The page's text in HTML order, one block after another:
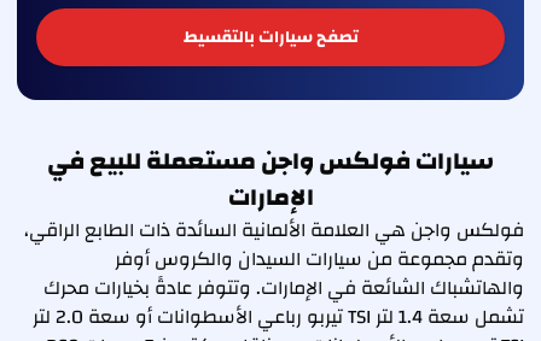
تصفح سيارات بالتقسيط
سيارات فولكس واجن مستعملة للبيع في
الإمارات
فولكس واجن هي العلامة الألمانية السائدة ذات الطابع الراقي،
وتقدم مجموعة من سيارات السيدان والكروس أوفر
والهاتشباك الشائعة في الإمارات. وتتوفر عادةً بخيارات محرك
تشمل سعة 1.4 لتر TSI تيربو رباعي الأسطوانات أو سعة 2.0 لتر